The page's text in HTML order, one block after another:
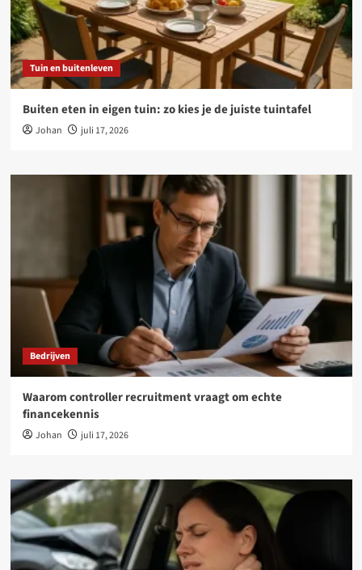
Tuin en buitenleven
Buiten eten in eigen tuin: zo kies je de juiste tuintafel
Johan juli 17, 2026
Bedrijven
Waarom controller recruitment vraagt om echte
financekennis
Johan juli 17, 2026